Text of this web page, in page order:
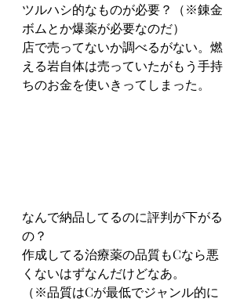
ツルハシ的なものが必要？（※錬金
ボムとか爆薬が必要なのだ）
店で売ってないか調べるがない。燃
える岩自体は売っていたがもう手持
ちのお金を使いきってしまった。
なんで納品してるのに評判が下がる
の？
作成してる治療薬の品質もCなら悪
くないはずなんだけどなあ。
（※品質はCが最低でジャンル的に